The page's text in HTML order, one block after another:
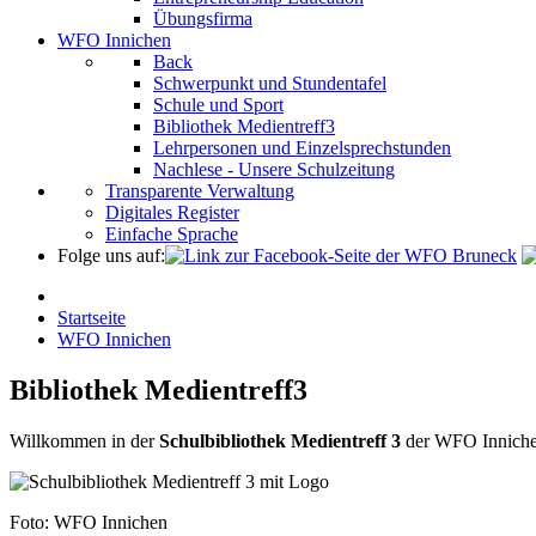
Übungsfirma
WFO Innichen
Back
Schwerpunkt und Stundentafel
Schule und Sport
Bibliothek Medientreff3
Lehrpersonen und Einzelsprechstunden
Nachlese - Unsere Schulzeitung
Transparente Verwaltung
Digitales Register
Einfache Sprache
Folge uns auf:
Startseite
WFO Innichen
Bibliothek Medientreff3
Willkommen in derSchulbibliothek Medientreff 3 der WFO
Foto: WFO Innichen